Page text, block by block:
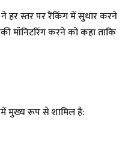
हर स्तर पर रैंकिंग में सुधार करने
मॉनिटरिंग करने को कहा ताकि
मुख्य रूप से शामिल हैं: